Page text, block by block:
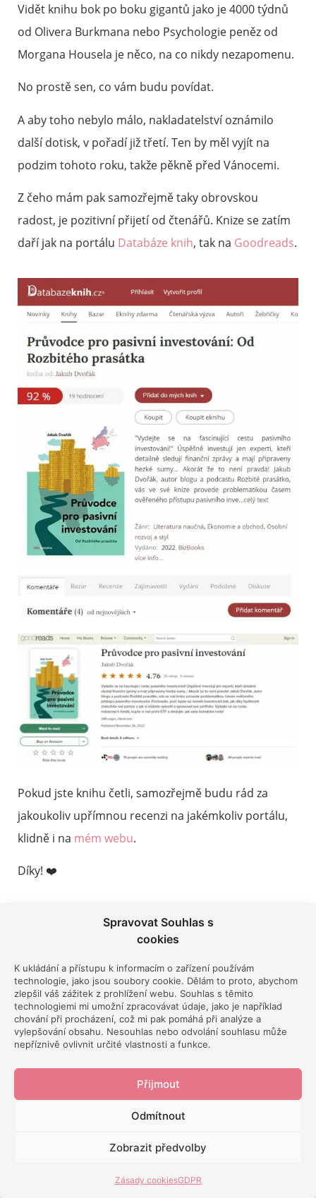
Spravovat Souhlas s
cookies
K ukládání a přístupu k informacím o zařízení používám
technologie, jako jsou soubory cookie. Dělám to proto, abychom
zlepšil váš zážitek z prohlížení webu. Souhlas s těmito
technologiemi mi umožní zpracovávat údaje, jako je například
chování při procházení, což mi pak pomáhá při analýze a
vylepšování obsahu. Nesouhlas nebo odvolání souhlasu může
nepříznivě ovlivnit určité vlastnosti a funkce.
Přijmout
Odmítnout
Zobrazit předvolby
Zásady cookiesGDPR
Vidět knihu bok po boku gigantů jako je 4000 týdnů
od Olivera Burkmana nebo Psychologie peněz od
Morgana Housela je něco, na co nikdy nezapomenu.
No prostě sen, co vám budu povídat.
A aby toho nebylo málo, nakladatelství oznámilo
další dotisk, v pořadí již třetí. Ten by měl vyjít na
podzim tohoto roku, takže pěkně před Vánocemi.
Z čeho mám pak samozřejmě taky obrovskou
radost, je pozitivní přijetí od čtenářů. Knize se zatím
daří jak na portálu Databáze knih, tak na Goodreads.
Pokud jste knihu četli, samozřejmě budu rád za
jakoukoliv upřímnou recenzi na jakémkoliv portálu,
klidně i na mém webu.
Díky! ❤️
Mediální smršť
nenechal dlouho čekat. Ještě před vydáním jsem měl
tu čest se objevit včasopise Finmagjako
“finfluencer” po bokuVojty ŽižkyaOndry
Koběrského.